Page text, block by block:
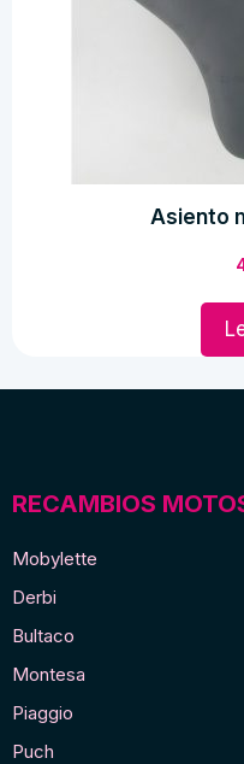
Asiento
RECAMBIOS
Mobylette
Derbi
Bultaco
Montesa
Piaggio
Puch